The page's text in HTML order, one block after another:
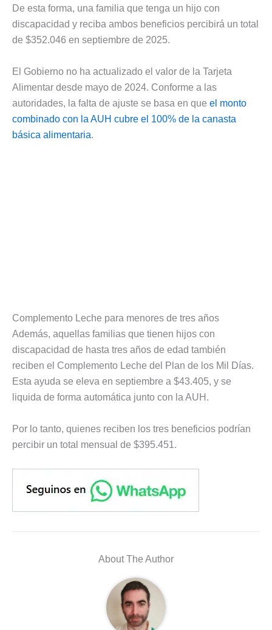
De esta forma, una familia que tenga un hijo con
discapacidad y reciba ambos beneficios percibirá un total
de $352.046 en septiembre de 2025.
El Gobierno no ha actualizado el valor de la Tarjeta
Alimentar desde mayo de 2024. Conforme a las
autoridades, la falta de ajuste se basa en que el monto
combinado con la AUH cubre el 100% de la canasta
básica alimentaria.
Complemento Leche para menores de tres años
Además, aquellas familias que tienen hijos con
discapacidad de hasta tres años de edad también
reciben el Complemento Leche del Plan de los Mil Días.
Esta ayuda se eleva en septiembre a $43.405, y se
liquida de forma automática junto con la AUH.
Por lo tanto, quienes reciben los tres beneficios podrían
percibir un total mensual de $395.451.
About The Author